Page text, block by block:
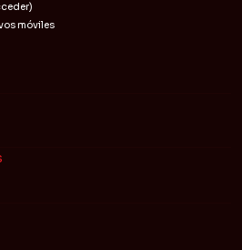
)
móviles